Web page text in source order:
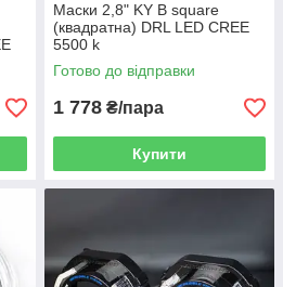
Маски 2,8" KY B square
(квадратна) DRL LED CREE
5500 k
Готово до відправки
1 778 ₴/пара
Купити